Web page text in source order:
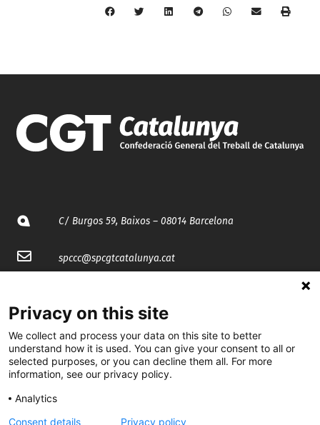
C/ Burgos 59, Baixos – 08014 Barcelona
spccc@spcgtcatalunya.cat
@CGTCatalunya
cgtcatalunya
cgtcatalunya
Privacy on this site
We collect and process your data on this site to better
understand how it is used. You can give your consent to all or
selected purposes, or you can decline them all. For more
information, see our privacy policy.
Analytics
Consent details
Privacy policy